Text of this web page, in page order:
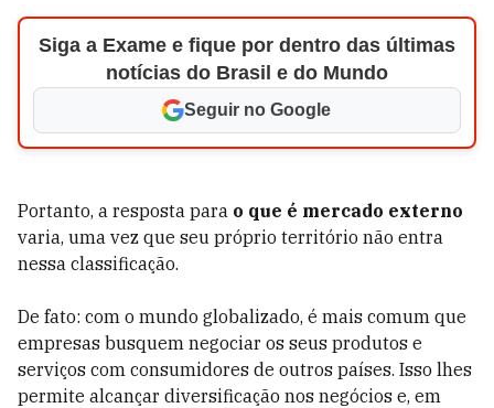
Siga a Exame e fique por dentro das últimas
notícias do Brasil e do Mundo
Seguir no Google
Portanto, a resposta para o que é mercado externo
varia, uma vez que seu próprio território não entra
nessa classificação.
De fato: com o mundo globalizado, é mais comum que
empresas busquem negociar os seus produtos e
serviços com consumidores de outros países. Isso lhes
permite alcançar diversificação nos negócios e, em